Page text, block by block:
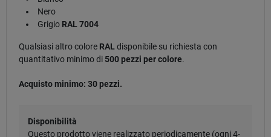
Nero
Grigio RAL 7004
Qualsiasi altro colore RAL disponibile su richiesta con
quantitativo minimo di 500 pezzi per colore.
Acquisto minimo: 30 pezzi.
Disponibilità
Questo prodotto viene realizzato periodicamente (ogni 4-